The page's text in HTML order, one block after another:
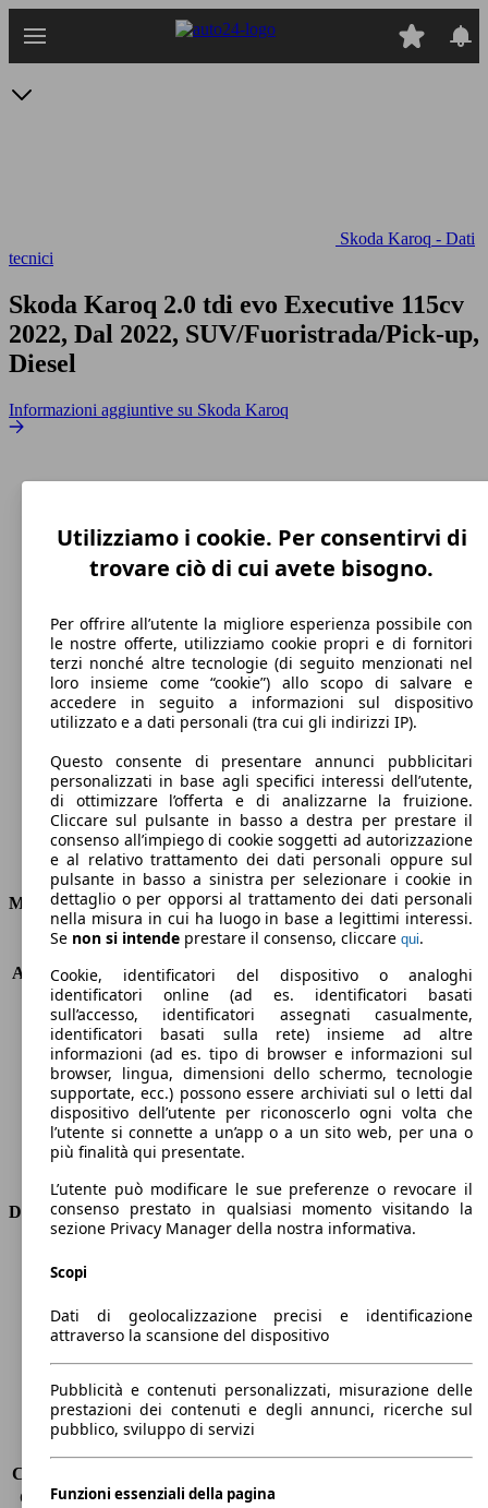
Skoda Karoq - Dati
tecnici
Skoda Karoq 2.0 tdi evo Executive 115cv
2022, Dal 2022, SUV/Fuoristrada/Pick-up,
Diesel
Informazioni aggiuntive su Skoda Karoq
192 km/h
Velocità massima
Diesel
Carburante
Motore e Prestazioni
KW (PS)
85 kW (115 PS)
Accelerazione (0-100 km/h)
11.2s
Velocità massima (km/h)
192 km/h
Numero di marce
6
Coppia
300 nm
Cilindrata
1968 ccm
Carburante
Diesel
Cilindri
Trasmissione
Manuale
Tipo di trazione
Dimensioni
Larghezza
1840 mm
Passo
2640 mm
Porte
5
Sedili
5
Capacità di traino (senza freni)
Capacità di traino (con freni)
1500 kg
Utilizziamo i cookie. Per consentirvi di
trovare ciò di cui avete bisogno.
Per offrire all’utente la migliore esperienza possibile con
le nostre offerte, utilizziamo cookie propri e di fornitori
terzi nonché altre tecnologie (di seguito menzionati nel
loro insieme come “cookie”) allo scopo di salvare e
accedere in seguito a informazioni sul dispositivo
utilizzato e a dati personali (tra cui gli indirizzi IP).
Questo consente di presentare annunci pubblicitari
personalizzati in base agli specifici interessi dell’utente,
di ottimizzare l’offerta e di analizzarne la fruizione.
Cliccare sul pulsante in basso a destra per prestare il
consenso all’impiego di cookie soggetti ad autorizzazione
e al relativo trattamento dei dati personali oppure sul
pulsante in basso a sinistra per selezionare i cookie in
dettaglio o per opporsi al trattamento dei dati personali
nella misura in cui ha luogo in base a legittimi interessi.
Se non si intende prestare il consenso, cliccare qui.
Cookie, identificatori del dispositivo o analoghi
identificatori online (ad es. identificatori basati
sull’accesso, identificatori assegnati casualmente,
identificatori basati sulla rete) insieme ad altre
informazioni (ad es. tipo di browser e informazioni sul
browser, lingua, dimensioni dello schermo, tecnologie
supportate, ecc.) possono essere archiviati sul o letti dal
dispositivo dell’utente per riconoscerlo ogni volta che
l’utente si connette a un’app o a un sito web, per una o
più finalità qui presentate.
L’utente può modificare le sue preferenze o revocare il
consenso prestato in qualsiasi momento visitando la
sezione Privacy Manager della nostra informativa.
Scopi
Dati di geolocalizzazione precisi e identificazione
attraverso la scansione del dispositivo
Pubblicità e contenuti personalizzati, misurazione delle
prestazioni dei contenuti e degli annunci, ricerche sul
pubblico, sviluppo di servizi
Funzioni essenziali della pagina